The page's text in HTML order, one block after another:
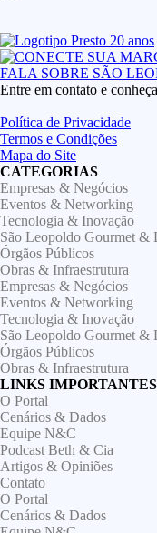
Entre em contato e
Política de Privacidade
Termos e Condições
Mapa do Site
CATEGORIAS
Empresas & Negócios
Eventos & Networking
Tecnologia & Inovação
São Leopoldo Gourmet &
Órgãos Públicos
Obras & Infraestrutura
Empresas & Negócios
Eventos & Networking
Tecnologia & Inovação
São Leopoldo Gourmet &
Órgãos Públicos
Obras & Infraestrutura
LINKS IMPORTANTES
O Portal
Cenários & Dados
Equipe N&C
Podcast Beth & Cia
Artigos & Opiniões
Contato
O Portal
Cenários & Dados